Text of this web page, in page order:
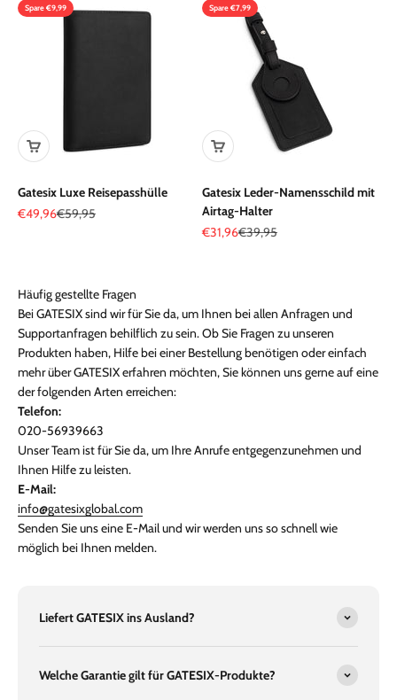
Spare €9,99
Gatesix Luxe Reisepasshülle
Angebot
€49,96Regulärer Preis
€59,95
Spare €7,99
Gatesix Leder-Namensschild mit
Airtag-Halter
Angebot
€31,96Regulärer Preis
€39,95
Häufig gestellte Fragen
Bei GATESIX sind wir für Sie da, um Ihnen bei allen Anfragen und
Supportanfragen behilflich zu sein. Ob Sie Fragen zu unseren
Produkten haben, Hilfe bei einer Bestellung benötigen oder einfach
mehr über GATESIX erfahren möchten, Sie können uns gerne auf eine
der folgenden Arten erreichen:
Telefon:
020-56939663
Unser Team ist für Sie da, um Ihre Anrufe entgegenzunehmen und
Ihnen Hilfe zu leisten.
E-Mail:
info@gatesixglobal.com
Senden Sie uns eine E-Mail und wir werden uns so schnell wie
möglich bei Ihnen melden.
Liefert GATESIX ins Ausland?
Welche Garantie gilt für GATESIX-Produkte?